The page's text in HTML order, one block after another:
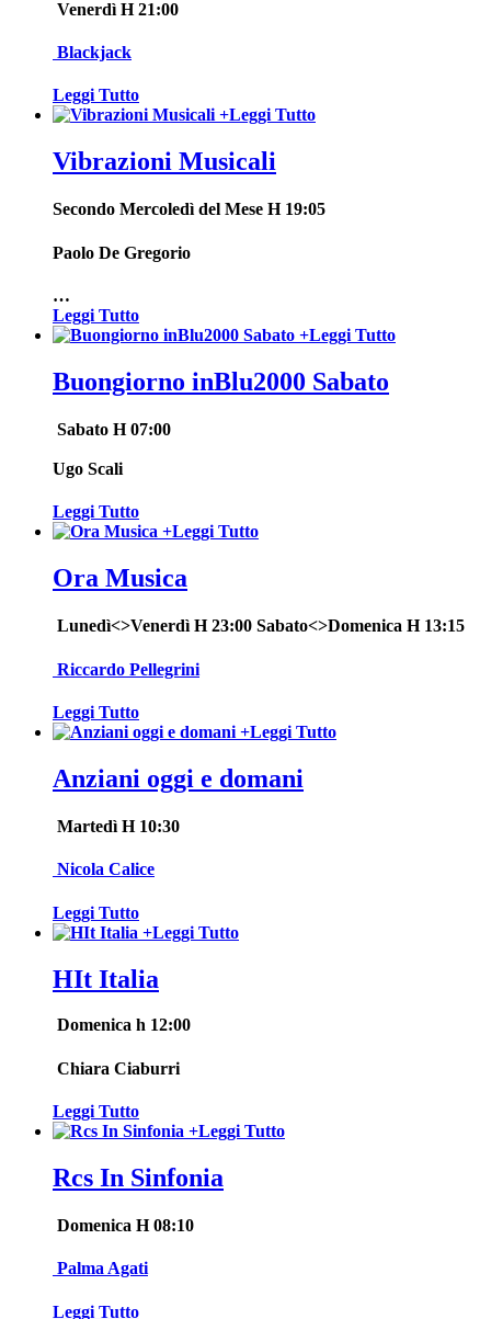
Venerdì H 21:00
Blackjack
Leggi Tutto
+Leggi Tutto
Vibrazioni Musicali
Secondo Mercoledì del Mese H 19:05
Paolo De Gregorio
…
Leggi Tutto
+Leggi Tutto
Buongiorno inBlu2000 Sabato
Sabato H 07:00
Ugo Scali
Leggi Tutto
+Leggi Tutto
Ora Musica
Lunedì<>Venerdì H 23:00 Sabato<>Domenica H 13:15
Riccardo Pellegrini
Leggi Tutto
+Leggi Tutto
Anziani oggi e domani
Martedì H 10:30
Nicola Calice
Leggi Tutto
+Leggi Tutto
HIt Italia
Domenica h 12:00
Chiara Ciaburri
Leggi Tutto
+Leggi Tutto
Rcs In Sinfonia
Domenica H 08:10
Palma Agati
Leggi Tutto